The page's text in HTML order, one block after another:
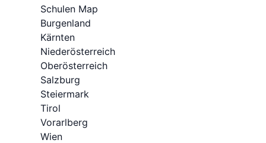
Schulen Map
Burgenland
Kärnten
Niederösterreich
Oberösterreich
Salzburg
Steiermark
Tirol
Vorarlberg
Wien